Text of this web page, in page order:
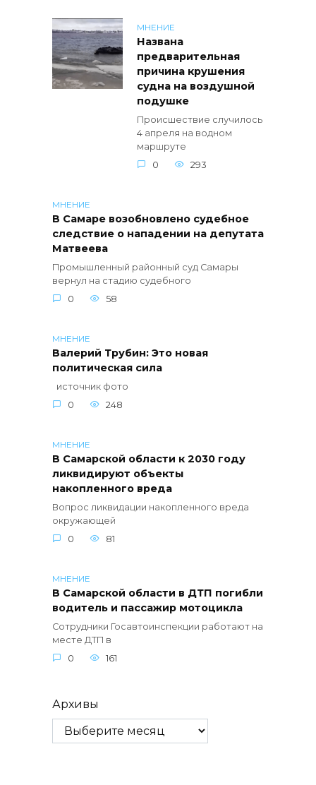
МНЕНИЕ
Названа
предварительная
причина крушения
судна на воздушной
подушке
Происшествие случилось
4 апреля на водном
маршруте
0
293
МНЕНИЕ
В Самаре возобновлено судебное
следствие о нападении на депутата
Матвеева
Промышленный районный суд Самары
вернул на стадию судебного
0
58
МНЕНИЕ
Валерий Трубин: Это новая
политическая сила
источник фото
0
248
МНЕНИЕ
В Самарской области к 2030 году
ликвидируют объекты
накопленного вреда
Вопрос ликвидации накопленного вреда
окружающей
0
81
МНЕНИЕ
В Самарской области в ДТП погибли
водитель и пассажир мотоцикла
Сотрудники Госавтоинспекции работают на
месте ДТП в
0
161
Архивы